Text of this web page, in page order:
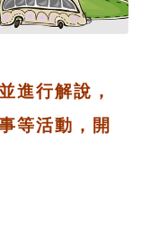
進行解說，
等活動，開